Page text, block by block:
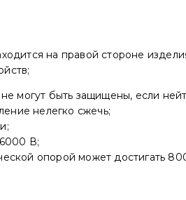
на правой стороне
могут быть защищены, если
нелегко сжечь;
В;
опорой может достигать